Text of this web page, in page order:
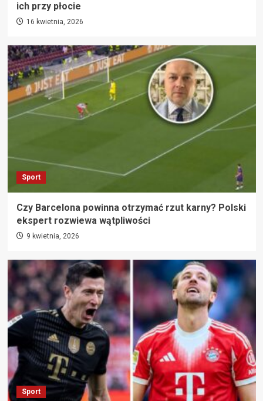
ich przy płocie
16 kwietnia, 2026
Sport
Czy Barcelona powinna otrzymać rzut karny? Polski
ekspert rozwiewa wątpliwości
9 kwietnia, 2026
Sport